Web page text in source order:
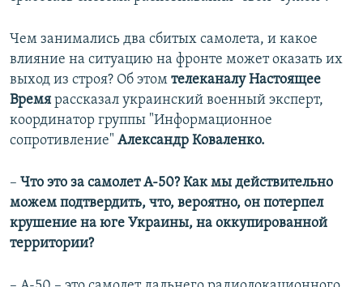
Чем занимались два сбитых самолета, и какое
влияние на ситуацию на фронте может оказать их
выход из строя? Об этом телеканалу Настоящее
Время рассказал украинский военный эксперт,
координатор группы "Информационное
сопротивление" Александр Коваленко.
– Что это за самолет А-50? Как мы действительно
можем подтвердить, что, вероятно, он потерпел
крушение на юге Украины, на оккупированной
территории?